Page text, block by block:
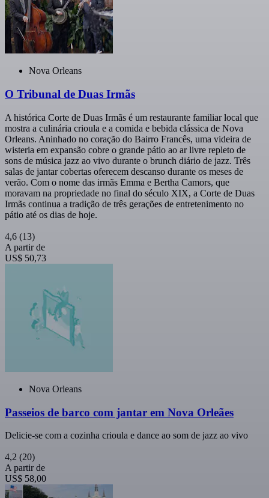
Nova Orleans
O Tribunal de Duas Irmãs
A histórica Corte de Duas Irmãs é um restaurante familiar local que
mostra a culinária crioula e a comida e bebida clássica de Nova
Orleans. Aninhado no coração do Bairro Francês, uma videira de
wisteria em expansão cobre o grande pátio ao ar livre repleto de
sons de música jazz ao vivo durante o brunch diário de jazz. Três
salas de jantar cobertas oferecem descanso durante os meses de
verão. Com o nome das irmãs Emma e Bertha Camors, que
moravam na propriedade no final do século XIX, a Corte de Duas
Irmãs continua a tradição de três gerações de entretenimento no
pátio até os dias de hoje.
4,6 (13)
A partir de
US$ 50,73
Nova Orleans
Passeios de barco com jantar em Nova Orleães
Delicie-se com a cozinha crioula e dance ao som de jazz ao vivo
4,2 (20)
A partir de
US$ 58,00